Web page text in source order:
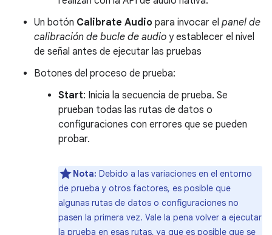
Un botón Calibrate Audio para invocar el panel de
calibración de bucle de audio y establecer el nivel
de señal antes de ejecutar las pruebas
Botones del proceso de prueba:
Start: Inicia la secuencia de prueba. Se
prueban todas las rutas de datos o
configuraciones con errores que se pueden
probar.
Nota: Debido a las variaciones en el entorno
de prueba y otros factores, es posible que
algunas rutas de datos o configuraciones no
pasen la primera vez. Vale la pena volver a ejecutar
la prueba en esas rutas, ya que es posible que se